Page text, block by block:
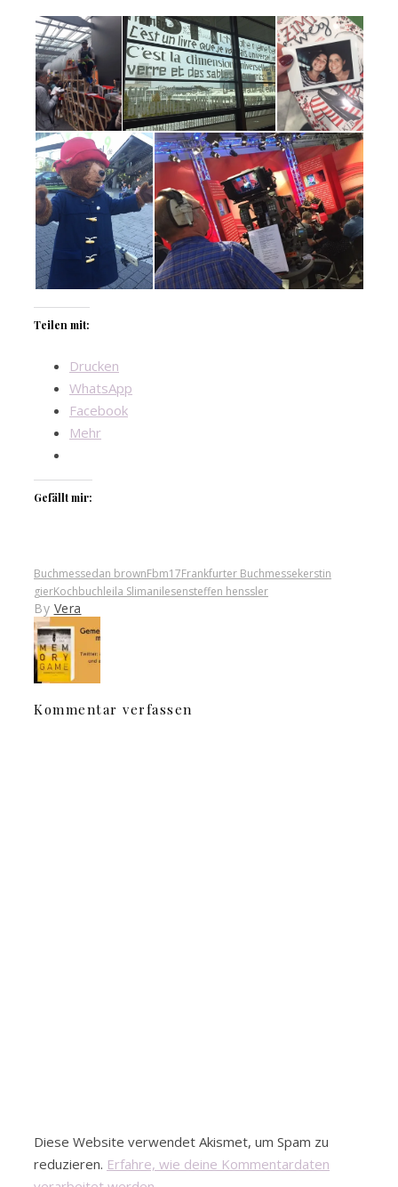
Teilen mit:
Drucken
WhatsApp
Facebook
Mehr
Gefällt mir:
Buchmessedan brownFbm17Frankfurter Buchmessekerstin
gierKochbuchleila Slimanilesensteffen henssler
By Vera
Kommentar verfassen
Diese Website verwendet Akismet, um Spam zu
reduzieren. Erfahre, wie deine Kommentardaten